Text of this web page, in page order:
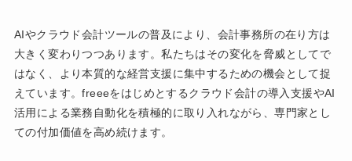
AIやクラウド会計ツールの普及により、会計事務所の在り方は
大きく変わりつつあります。私たちはその変化を脅威としてで
はなく、より本質的な経営支援に集中するための機会として捉
えています。freeeをはじめとするクラウド会計の導入支援やAI
活用による業務自動化を積極的に取り入れながら、専門家とし
ての付加価値を高め続けます。